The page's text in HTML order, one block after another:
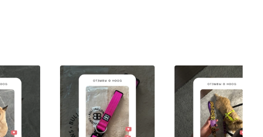
БрендZee.Dog
создает инновационные продукты в стиле fast
fashion. Zee. — элемент стиля, объединяющий людей и
питомцев.
Характеристики: